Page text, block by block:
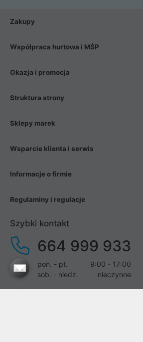
Zakupy
Współpraca hurtowa i MŚP
Okazja i promocja
Struktura strony
Sklepy marek
Wsparcie klienta i serwis
Informacje o firmie
Regulaminy i regulacje
Szybki kontakt
664 999 933
pon. - pt.
9:00 - 17:00
sob. - niedz.
nieczynne